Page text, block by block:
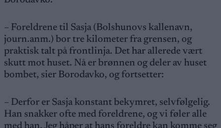
– Foreldrene til Sasja (Bolshunovs kallenavn,
journ.anm.) bor tre kilometer fra grensen, og
praktisk talt på frontlinja. Det har allerede vært
skutt mot huset. Nå er brønnen og deler av huset
bombet, sier Borodavko, og fortsetter:
– Derfor er Sasja konstant bekymret, selvfølgelig.
Han snakker ofte med foreldrene, og vi føler alle
med han. Jeg håper at hans foreldre kan komme seg